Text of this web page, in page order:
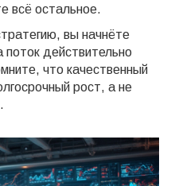
всё остальное.
вы начнёте
действительно
что качественный
рост, а не